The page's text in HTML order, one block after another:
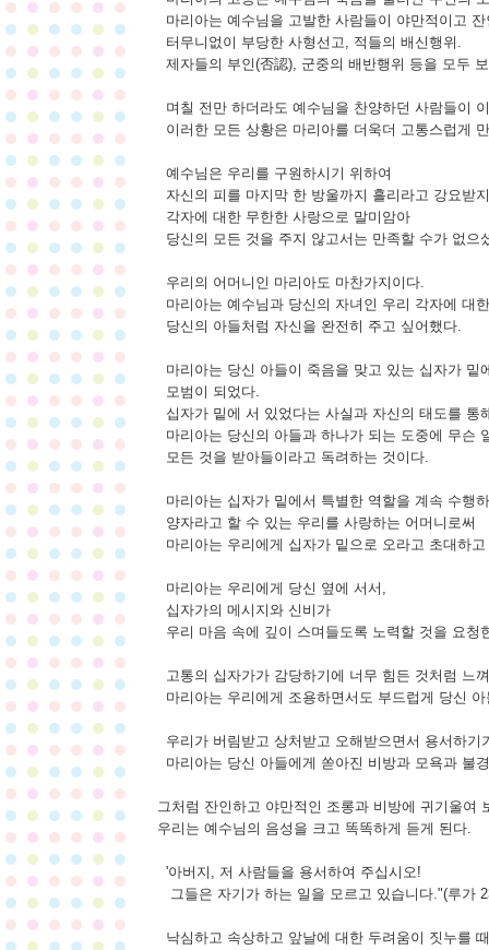
마리아는 예수님을 고발한 사람들이 야만적이고
터무니없이 부당한 사형선고, 적들의 배신행위.
제자들의 부인(否認), 군중의 배반행위 등을 모두
며칠 전만 하더라도 예수님을 찬양하던 사람들이
이러한 모든 상황은 마리아를 더욱더 고통스럽게
예수님은 우리를 구원하시기 위하여
자신의 피를 마지막 한 방울까지 흘리라고 강요받
각자에 대한 무한한 사랑으로 말미암아
당신의 모든 것을 주지 않고서는 만족할 수가 없으
우리의 어머니인 마리아도 마찬가지이다.
마리아는 예수님과 당신의 자녀인 우리 각자에 대
당신의 아들처럼 자신을 완전히 주고 싶어했다.
마리아는 당신 아들이 죽음을 맞고 있는 십자가 밑
모범이 되었다.
십자가 밑에 서 있었다는 사실과 자신의 태도를 통
마리아는 당신의 아들과 하나가 되는 도중에 무슨
모든 것을 받아들이라고 독려하는 것이다.
마리아는 십자가 밑에서 특별한 역할을 계속 수행
양자라고 할 수 있는 우리를 사랑하는 어머니로써
마리아는 우리에게 십자가 밑으로 오라고 초대하
마리아는 우리에게 당신 옆에 서서,
십자가의 메시지와 신비가
우리 마음 속에 깊이 스며들도록 노력할 것을 요청
고통의 십자가가 감당하기에 너무 힘든 것처럼 느
마리아는 우리에게 조용하면서도 부드럽게 당신
우리가 버림받고 상처받고 오해받으면서 용서하기
마리아는 당신 아들에게 쏟아진 비방과 모욕과 불
그처럼 잔인하고 야만적인 조롱과 비방에 귀기울여
우리는 예수님의 음성을 크고 똑똑하게 듣게 된다.
'아버지, 저 사람들을 용서하여 주십시오!
그들은 자기가 하는 일을 모르고 있습니다."(루가
낙심하고 속상하고 앞날에 대한 두려움이 짓누를